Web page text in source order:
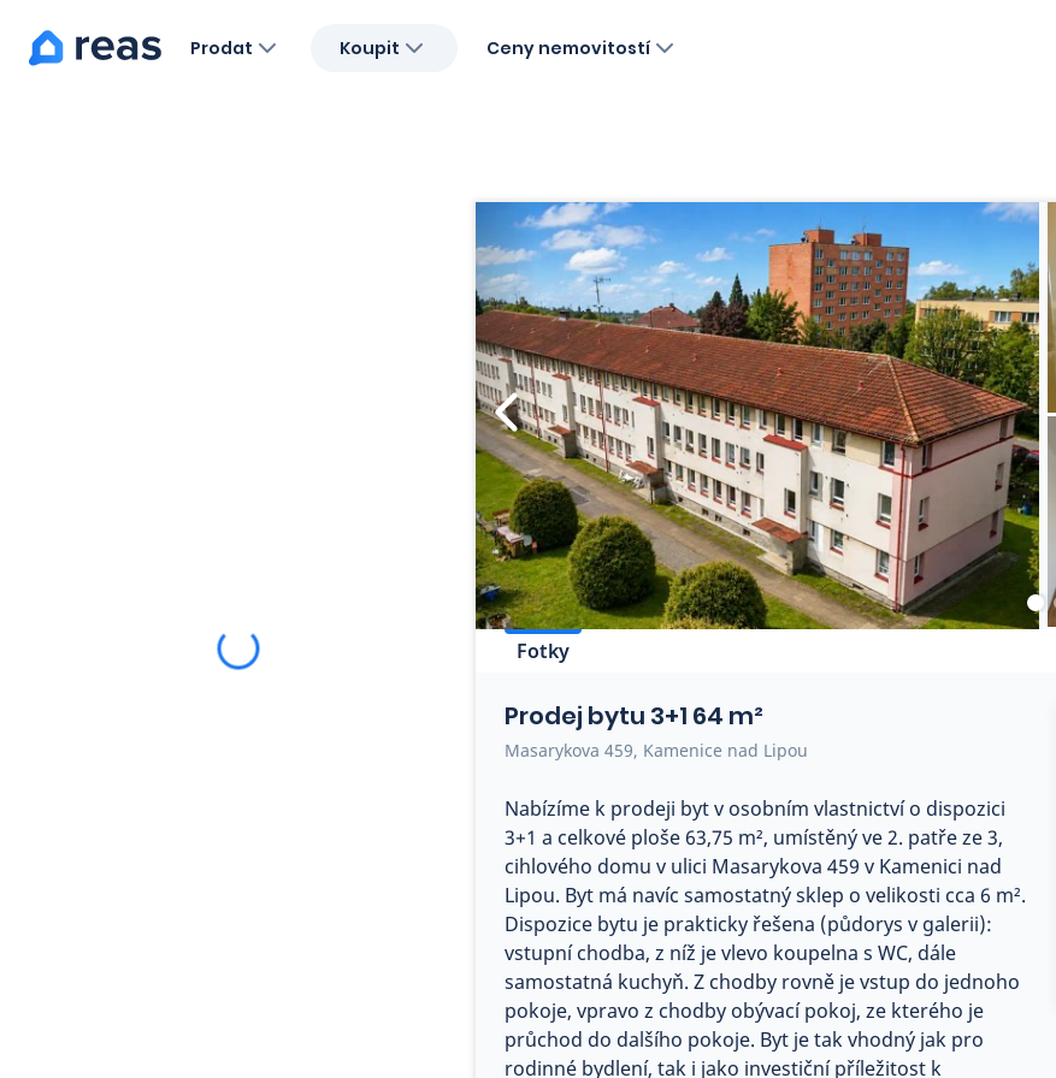
Prodat Koupit Ceny nemovitostí
Fotky
Prodej bytu 3+1 64 m²
Masarykova 459, Kamenice nad Lipou
Nabízíme k prodeji byt v osobním vlastnictví o dispozici
3+1 a celkové ploše 63,75 m², umístěný ve 2. patře ze 3,
cihlového domu v ulici Masarykova 459 v Kamenici nad
Lipou. Byt má navíc samostatný sklep o velikosti cca 6 m².
Dispozice bytu je prakticky řešena (půdorys v galerii):
vstupní chodba, z níž je vlevo koupelna s WC, dále
samostatná kuchyň. Z chodby rovně je vstup do jednoho
pokoje, vpravo z chodby obývací pokoj, ze kterého je
průchod do dalšího pokoje. Byt je tak vhodný jak pro
rodinné bydlení, tak i jako investiční příležitost k